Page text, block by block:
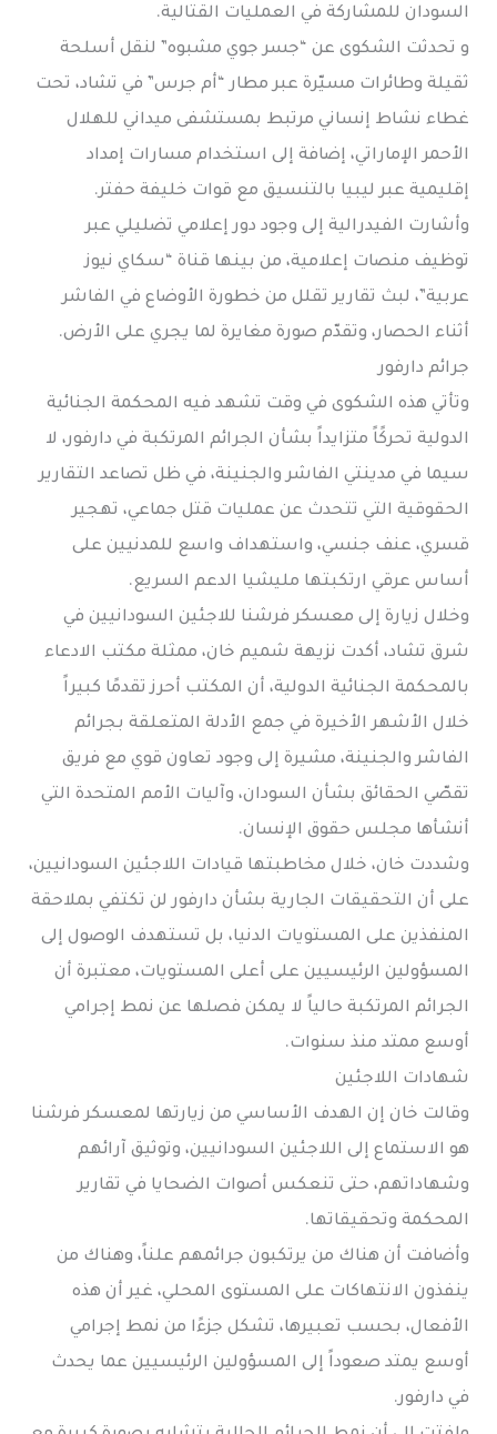
السودان للمشاركة في العمليات القتالية.
و تحدثت الشكوى عن “جسر جوي مشبوه” لنقل أسلحة
ثقيلة وطائرات مسيّرة عبر مطار “أم جرس” في تشاد، تحت
غطاء نشاط إنساني مرتبط بمستشفى ميداني للهلال
الأحمر الإماراتي، إضافة إلى استخدام مسارات إمداد
إقليمية عبر ليبيا بالتنسيق مع قوات خليفة حفتر.
وأشارت الفيدرالية إلى وجود دور إعلامي تضليلي عبر
توظيف منصات إعلامية، من بينها قناة “سكاي نيوز
عربية”، لبث تقارير تقلل من خطورة الأوضاع في الفاشر
أثناء الحصار، وتقدّم صورة مغايرة لما يجري على الأرض.
جرائم دارفور
وتأتي هذه الشكوى في وقت تشهد فيه المحكمة الجنائية
الدولية تحركًاً متزايداً بشأن الجرائم المرتكبة في دارفور، لا
سيما في مدينتي الفاشر والجنينة، في ظل تصاعد التقارير
الحقوقية التي تتحدث عن عمليات قتل جماعي، تهجير
قسري، عنف جنسي، واستهداف واسع للمدنيين على
أساس عرقي ارتكبتها مليشيا الدعم السريع.
وخلال زيارة إلى معسكر فرشنا للاجئين السودانيين في
شرق تشاد، أكدت نزيهة شميم خان، ممثلة مكتب الادعاء
بالمحكمة الجنائية الدولية، أن المكتب أحرز تقدمًا كبيراً
خلال الأشهر الأخيرة في جمع الأدلة المتعلقة بجرائم
الفاشر والجنينة، مشيرة إلى وجود تعاون قوي مع فريق
تقصّي الحقائق بشأن السودان، وآليات الأمم المتحدة التي
أنشأها مجلس حقوق الإنسان.
وشددت خان، خلال مخاطبتها قيادات اللاجئين السودانيين،
على أن التحقيقات الجارية بشأن دارفور لن تكتفي بملاحقة
المنفذين على المستويات الدنيا، بل تستهدف الوصول إلى
المسؤولين الرئيسيين على أعلى المستويات، معتبرة أن
الجرائم المرتكبة حالياً لا يمكن فصلها عن نمط إجرامي
أوسع ممتد منذ سنوات.
شهادات اللاجئين
وقالت خان إن الهدف الأساسي من زيارتها لمعسكر فرشنا
هو الاستماع إلى اللاجئين السودانيين، وتوثيق آرائهم
وشهاداتهم، حتى تنعكس أصوات الضحايا في تقارير
المحكمة وتحقيقاتها.
وأضافت أن هناك من يرتكبون جرائمهم علناً، وهناك من
ينفذون الانتهاكات على المستوى المحلي، غير أن هذه
الأفعال، بحسب تعبيرها، تشكل جزءًا من نمط إجرامي
أوسع يمتد صعوداً إلى المسؤولين الرئيسيين عما يحدث
في دارفور.